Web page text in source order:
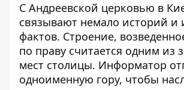
С Андреевской церковью в
связывают немало историй и
фактов. Строение,
по праву считается одним из
мест столицы. Информатор
одноименную гору, чтобы